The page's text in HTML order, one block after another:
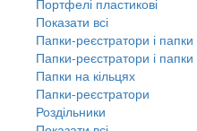
Показати всі
Папки-реєстратори і папки
Папки-реєстратори і папки
Папки на кільцях
Папки-реєстратори
Роздільники